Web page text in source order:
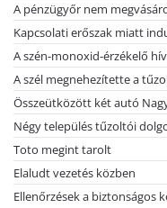
A pénzügyőr nem
Kapcsolati erőszak miatt
A szén-monoxid-érzékelő
A szél megnehezítette a
Összeütközött két autó
Négy település tűzoltói
Toto megint tarolt
Elaludt vezetés közben
Ellenőrzések a biztonságos